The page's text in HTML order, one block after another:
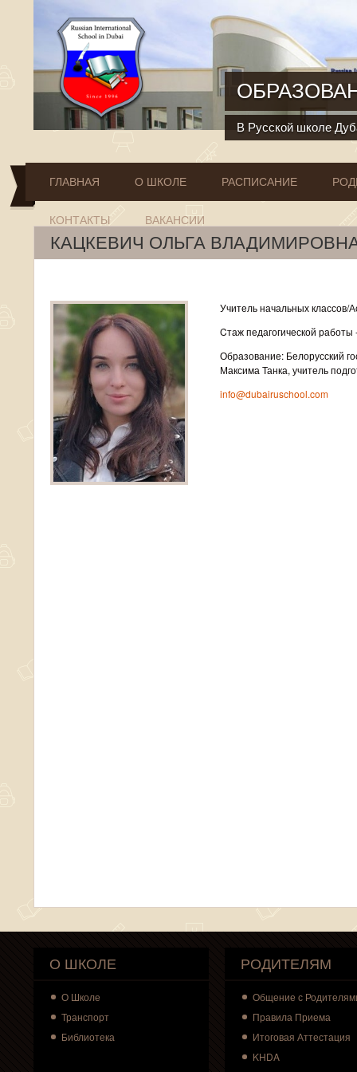
В Русской школе
ГЛАВНАЯ О ШКОЛЕ РАСПИСАНИЕ
КОНТАКТЫ ВАКАНСИИ
КАЦКЕВИЧ ОЛЬГА
Учитель начальных классов/
Cтаж педагогической работы
Образование: Белорусский
Максима Танка, учитель
info@dubairuschool.com
О ШКОЛЕ
О Школе
Транспорт
Библиотека
РОДИТЕЛЯМ
Общение с
Правила Приема
Итоговая Аттестация
KHDA